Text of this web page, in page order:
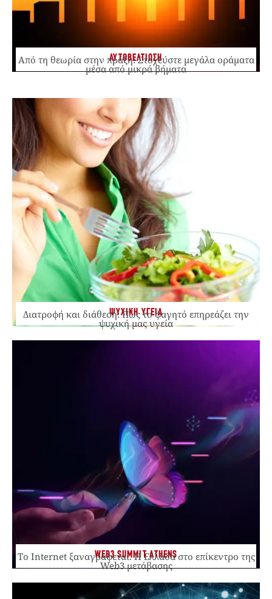
ΑΥΤΟΒΕΛΤΙΩΣΗ
Από τη θεωρία στην πράξη: Στοχεύστε μεγάλα οράματα
μέσα από μικρά βήματα
ΨΥΧΙΚΗ ΥΓΕΙΑ
Διατροφή και διάθεση: Πώς το φαγητό επηρεάζει την
ψυχική μας υγεία
WEB3 SUMMIT ATHENS
Το Internet ξαναγράφεται. Η Ελλάδα στο επίκεντρο της
Web3 μετάβασης